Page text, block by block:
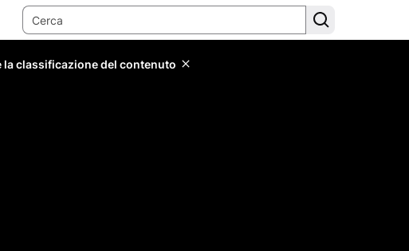
classificazione del contenuto